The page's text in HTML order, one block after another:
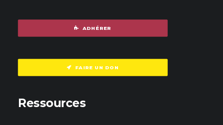
ADHÉRER
FAIRE UN DON
Ressources